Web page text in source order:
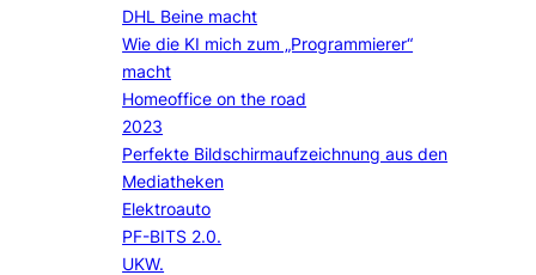
DHL Beine macht
Wie die KI mich zum „Programmierer“
macht
Homeoffice on the road
2023
Perfekte Bildschirmaufzeichnung aus den
Mediatheken
Elektroauto
PF-BITS 2.0.
UKW.